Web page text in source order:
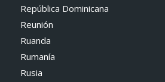
República Dominicana
Reunión
Ruanda
Rumanía
Rusia